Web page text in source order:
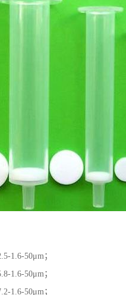
1.6-50μm；
1.6-50μm；
1.6-50μm；